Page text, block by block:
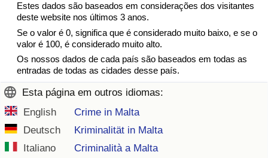
Estes dados são baseados em considerações dos visitantes
deste website nos últimos 3 anos.
Se o valor é 0, significa que é considerado muito baixo, e se o
valor é 100, é considerado muito alto.
Os nossos dados de cada país são baseados em todas as
entradas de todas as cidades desse país.
Esta página em outros idiomas:
English
Crime in Malta
Deutsch
Kriminalität in Malta
Italiano
Criminalità a Malta